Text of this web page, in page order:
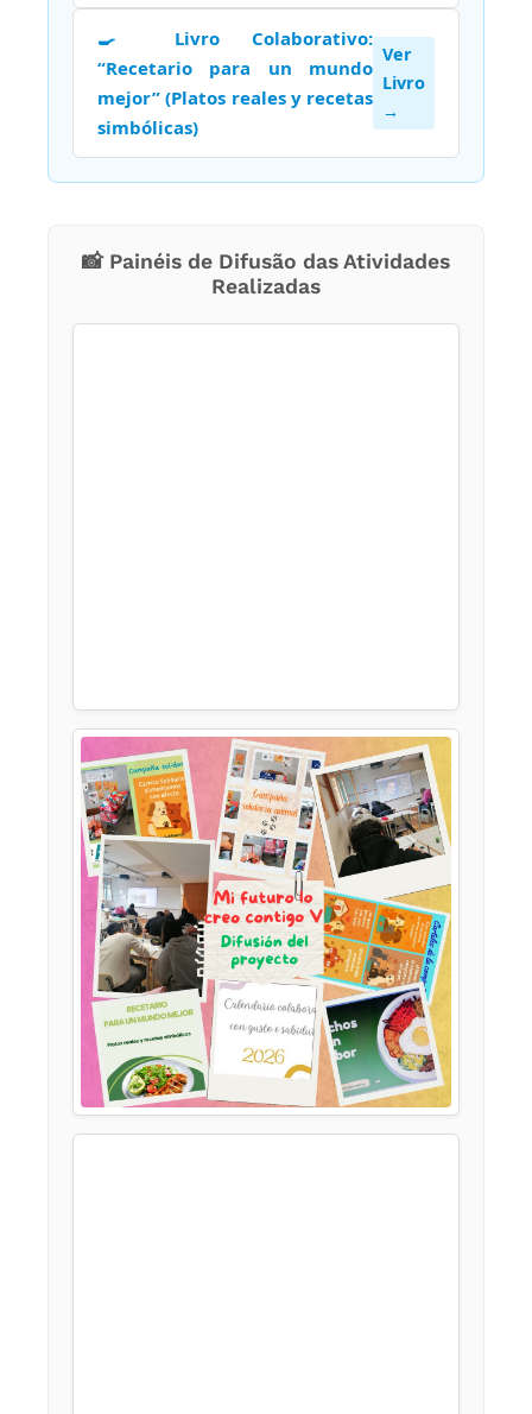
🍳 Livro Colaborativo:
“Recetario para un mundo
mejor” (Platos reales y recetas
simbólicas)
Ver
Livro
→
📸 Painéis de Difusão das Atividades
Realizadas